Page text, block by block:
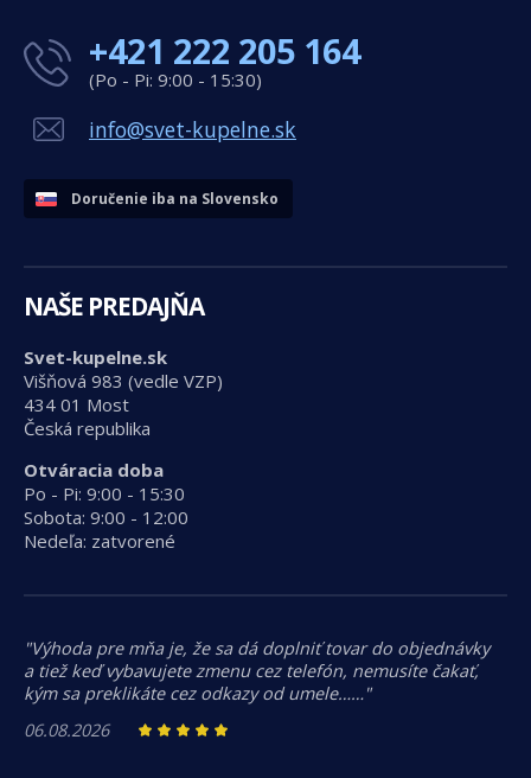
+421 222 205 164
(Po - Pi: 9:00 - 15:30)
info@svet-kupelne.sk
Doručenie iba na Slovensko
NAŠE PREDAJŇA
Svet-kupelne.sk
Višňová 983 (vedle VZP)
434 01 Most
Česká republika
Otváracia doba
Po - Pi: 9:00 - 15:30
Sobota: 9:00 - 12:00
Nedeľa: zatvorené
"Výhoda pre mňa je, že sa dá doplniť tovar do objednávky
a tiež keď vybavujete zmenu cez telefón, nemusíte čakať,
kým sa preklikáte cez odkazy od umele……"
06.08.2026